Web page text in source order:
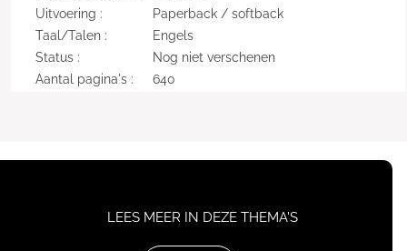
Uitvoering :
Paperback / softback
Taal/Talen :
Engels
Status :
Nog niet verschenen
Aantal pagina's :
640
LEES MEER IN DEZE THEMA'S